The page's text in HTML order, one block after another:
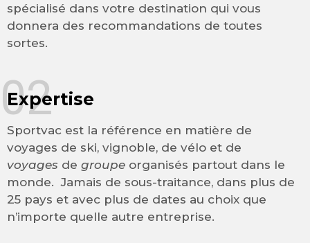
spécialisé dans votre destination qui vous
donnera des recommandations de toutes
sortes.
Expertise
Sportvac est la référence en matière de
voyages de ski, vignoble, de vélo et de
voyages de groupe organisés partout dans le
monde. Jamais de sous-traitance, dans plus de
25 pays et avec plus de dates au choix que
n’importe quelle autre entreprise.
02